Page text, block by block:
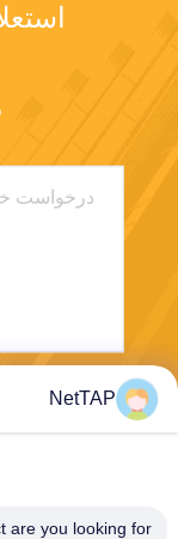
NetTAP
you looking for?